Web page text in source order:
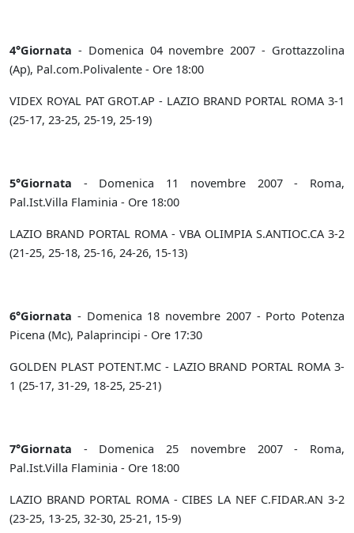
4°Giornata - Domenica 04 novembre 2007 - Grottazzolina
(Ap), Pal.com.Polivalente - Ore 18:00
VIDEX ROYAL PAT GROT.AP - LAZIO BRAND PORTAL ROMA 3-1
(25-17, 23-25, 25-19, 25-19)
5°Giornata - Domenica 11 novembre 2007 - Roma,
Pal.Ist.Villa Flaminia - Ore 18:00
LAZIO BRAND PORTAL ROMA - VBA OLIMPIA S.ANTIOC.CA 3-2
(21-25, 25-18, 25-16, 24-26, 15-13)
6°Giornata - Domenica 18 novembre 2007 - Porto Potenza
Picena (Mc), Palaprincipi - Ore 17:30
GOLDEN PLAST POTENT.MC - LAZIO BRAND PORTAL ROMA 3-
1 (25-17, 31-29, 18-25, 25-21)
7°Giornata - Domenica 25 novembre 2007 - Roma,
Pal.Ist.Villa Flaminia - Ore 18:00
LAZIO BRAND PORTAL ROMA - CIBES LA NEF C.FIDAR.AN 3-2
(23-25, 13-25, 32-30, 25-21, 15-9)